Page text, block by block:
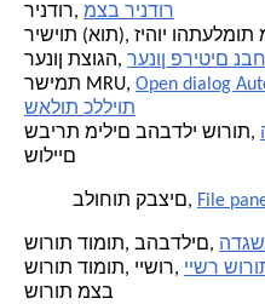
רינדור, מצב רינדור
זיהוי והתעלמות מהבדלים,
רענון תצוגה, נבחרים בתצוגה
רשימת MRU, Open dialog
שאלות כלליות
שבירת מילים בהבדלי שורות,
שוליים
בלוחות קבצים, File
שורות דומות, בהבדלים,
שורות דומות, יישור, דומות
שורות מצב